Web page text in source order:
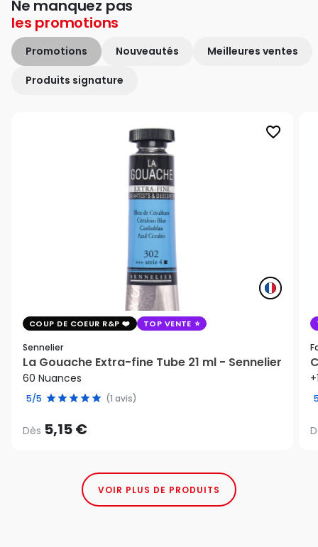
Ne manquez pas
les promotions
Promotions Nouveautés Meilleures ventes
Produits signature
favorite_border
COUP DE COEUR R&P TOP VENTE
Sennelier
La Gouache Extra-fine Tube 21 ml - Sennelier
60 Nuances
5/5 (1 avis)
Dès 5,15 €
VOIR PLUS DE PRODUITS